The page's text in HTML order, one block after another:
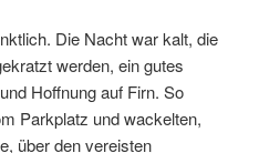
Die Nacht war kalt, die
werden, ein gutes
Hoffnung auf Firn. So
Parkplatz und wackelten,
über den vereisten